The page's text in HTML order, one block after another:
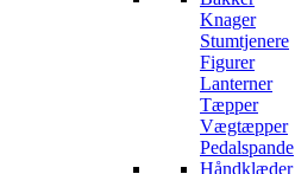
Knager
Stumtjenere
Figurer
Lanterner
Tæpper
Vægtæpper
Pedalspande
Håndklæder